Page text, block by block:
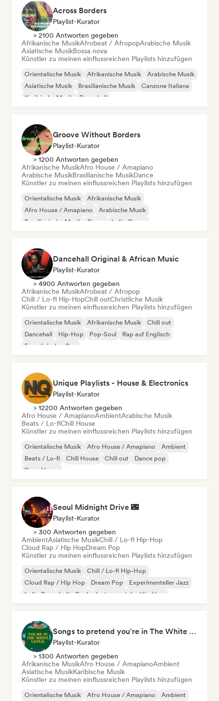
Across Borders
Playlist-Kurator
> 2100 Antworten gegeben
Afrikanische MusikAfrobeat / AfropopArabische Musik
Asiatische MusikBossa nova
Künstler zu meinen einflussreichen Playlists hinzufügen
Orientalische Musik Afrikanische Musik
Arabische Musik
Asiatische Musik
Brasilianische Musik
Canzone Italiana
Karibische Musik
Dancehall
Groove Without Borders
Playlist-Kurator
> 1200 Antworten gegeben
Afrikanische MusikAfro House / Amapiano
Arabische MusikBrasilianische MusikDance
Künstler zu meinen einflussreichen Playlists hinzufügen
Orientalische Musik
Afrikanische Musik
Afro House / Amapiano
Arabische Musik
Brasilianische Musik
Dance
Indie-Dance
Dancehall Original & African Music
Playlist-Kurator
> 4900 Antworten gegeben
Afrikanische MusikAfrobeat / Afropop
Chill / Lo-fi Hip-HopChill outChristliche Musik
Künstler zu meinen einflussreichen Playlists hinzufügen
Orientalische Musik Afrikanische Musik
Chill out
Dancehall
Hip-Hop Pop-Soul
Rap auf Englisch
Französischer Rap
Unique Playlists - House & Electronics
Playlist-Kurator
> 12200 Antworten gegeben
Afro House / AmapianoAmbientArabische Musik
Beats / Lo-fiChill House
Künstler zu meinen einflussreichen Playlists hinzufügen
Orientalische Musik Afro House / Amapiano
Ambient
Beats / Lo-fi
Chill House Chill out
Dance pop
Deep House
Seoul Midnight Drive 🌃
Playlist-Kurator
> 300 Antworten gegeben
AmbientAsiatische MusikChill / Lo-fi Hip-Hop
Cloud Rap / Hip HopDream Pop
Künstler zu meinen einflussreichen Playlists hinzufügen
Orientalische Musik
Chill / Lo-fi Hip-Hop
Cloud Rap / Hip Hop
Dream Pop
Experimenteller Jazz
Indie-Pop
Indie-Rock Instrumentaler Hip-Hop
Songs to pretend you're in The White Lotus
Playlist-Kurator
> 1300 Antworten gegeben
Afrikanische MusikAfro House / AmapianoAmbient
Asiatische MusikKaribische Musik
Künstler zu meinen einflussreichen Playlists hinzufügen
Orientalische Musik Afro House / Amapiano Ambient